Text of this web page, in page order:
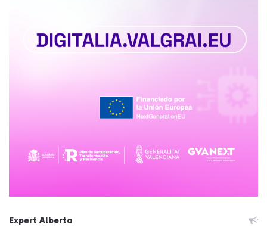
Expert Alberto